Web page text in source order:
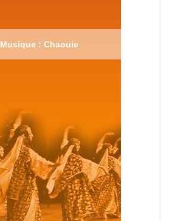
Musique : Chaouie